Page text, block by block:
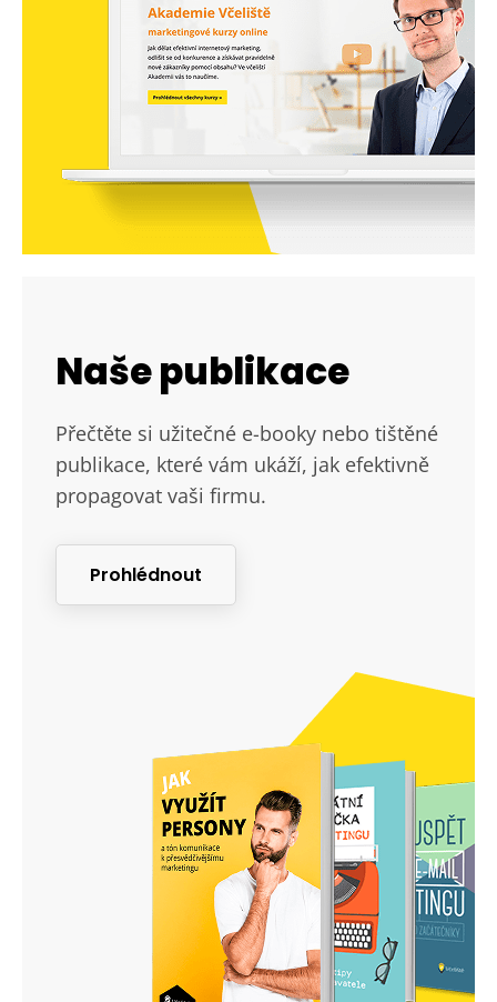
Naše publikace
Přečtěte si užitečné e-booky nebo tištěné
publikace, které vám ukáží, jak efektivně
propagovat vaši firmu.
Prohlédnout